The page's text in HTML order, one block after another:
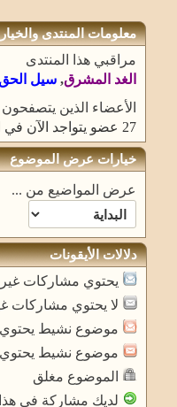
معلومات المنتدى
مراقبي هذا المنتدى
الغد المشرق, سيل
الأعضاء الذين
27 عضو يتواجد الآن في المنتدى
خيارات عرض الموضوع
عرض المواضيع من ...
دلالات الأيقونات
يحتوي مشاركات
لا يحتوي مشاركات
موضوع نشيط
موضوع نشيط
الموضوع مغلق
لديك مشاركة في